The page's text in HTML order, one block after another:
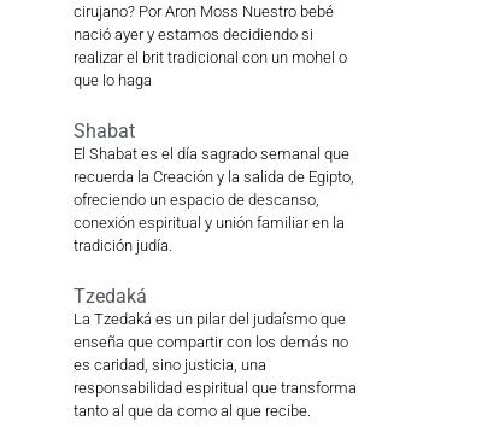
cirujano? Por Aron Moss Nuestro bebé
nació ayer y estamos decidiendo si
realizar el brit tradicional con un mohel o
que lo haga
Shabat
El Shabat es el día sagrado semanal que
recuerda la Creación y la salida de Egipto,
ofreciendo un espacio de descanso,
conexión espiritual y unión familiar en la
tradición judía.
Tzedaká
La Tzedaká es un pilar del judaísmo que
enseña que compartir con los demás no
es caridad, sino justicia, una
responsabilidad espiritual que transforma
tanto al que da como al que recibe.